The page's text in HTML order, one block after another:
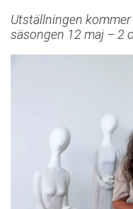
Utställningen
säsongen 12 maj – 2